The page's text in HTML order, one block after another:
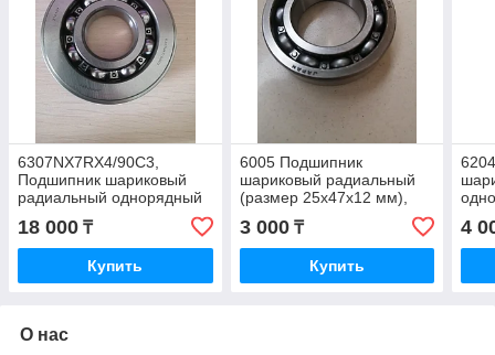
6307NX7RX4/90C3,
Подшипник шариковый
радиальный однорядный
универсальный, 35x90x21,
NTN, JAPAN
18 000 ₸
Купить
6005 Подшипник
шариковый радиальный
(размер 25x47x12 мм),
NACHI JAPAN
3 000₸
Купить
4
О нас